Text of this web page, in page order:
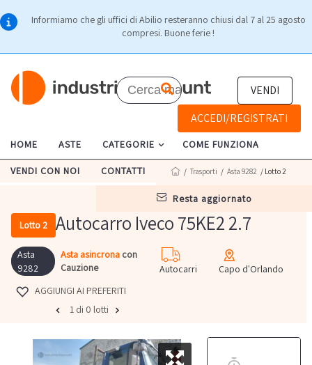
Informiamo che gli uffici di Abilio resteranno chiusi dal 7 al 25 agosto
compresi. Buone ferie !
VENDI
ACCEDI/REGISTRATI
HOME ASTE CATEGORIE COME FUNZIONA
VENDI CON NOI CONTATTI
resta aggiornato
/ Trasporti / Asta 9282 / Lotto 2
Lotto 2 Autocarro Iveco 75KE2 2.7
Asta
9282
Asta asincrona con
Cauzione
Autocarri
Capo d'Orlando
AGGIUNGI AI PREFERITI
1 di 0 lotti